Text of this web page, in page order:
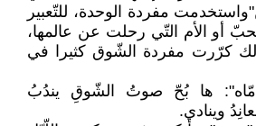
مفردة الوحدة، للتّعبير
أو الأم التّي رحلت عن عالمها،
كرّرت مفردة الشّوق كثيرا في
ها بُحّ صوتُ الشّوقِ يندُبُ
وينادي.